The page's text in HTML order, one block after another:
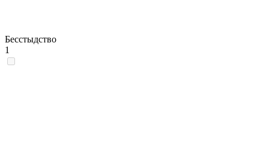
Бесстыдство
1